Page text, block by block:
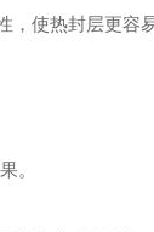
使热封层更容易
。